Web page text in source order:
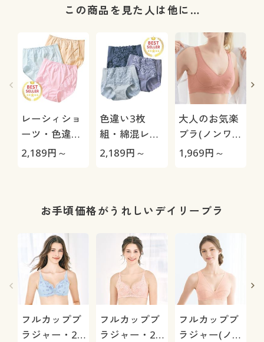
この商品を見た人は他に…
レーシィショ
ーツ・色違い
3枚組(綿
2,189円～
色違い3枚
組・綿混レー
シィショーツ
2,189円～
大人のお気楽
ブラ(ノンワイ
ヤー・ソフト
1,969円～
お手頃価格がうれしいデイリーブラ
フルカップブ
ラジャー・2
フルカップブ
ラジャー・2
フルカップブ
ラジャー(ノン